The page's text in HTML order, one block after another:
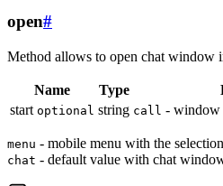
open#
Method allows to open chat window
Name Type
start optional string call - window
menu - mobile menu with the
chat - default value with chat